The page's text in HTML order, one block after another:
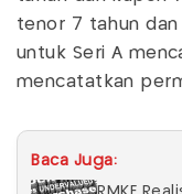
tenor 7 tahun dan
untuk Seri A
mencatatkan
Baca Juga: